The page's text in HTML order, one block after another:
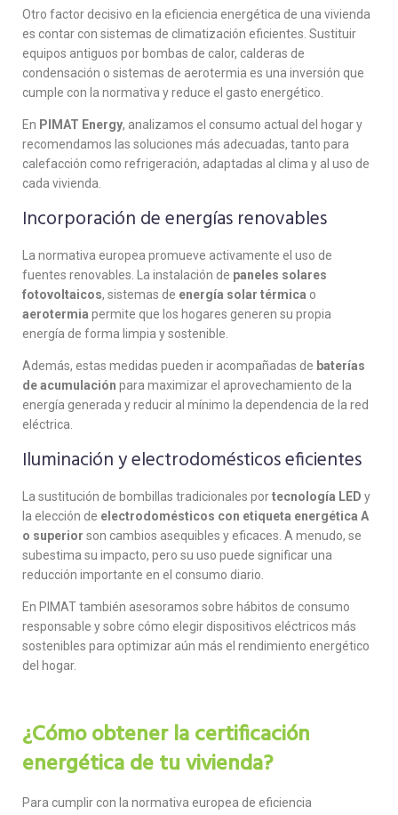
Otro factor decisivo en la eficiencia energética de una vivienda
es contar con sistemas de climatización eficientes. Sustituir
equipos antiguos por bombas de calor, calderas de
condensación o sistemas de aerotermia es una inversión que
cumple con la normativa y reduce el gasto energético.
En PIMAT Energy, analizamos el consumo actual del hogar y
recomendamos las soluciones más adecuadas, tanto para
calefacción como refrigeración, adaptadas al clima y al uso de
cada vivienda.
Incorporación de energías renovables
La normativa europea promueve activamente el uso de
fuentes renovables. La instalación de paneles solares
fotovoltaicos, sistemas de energía solar térmica o
aerotermia permite que los hogares generen su propia
energía de forma limpia y sostenible.
Además, estas medidas pueden ir acompañadas de baterías
de acumulación para maximizar el aprovechamiento de la
energía generada y reducir al mínimo la dependencia de la red
eléctrica.
Iluminación y electrodomésticos eficientes
La sustitución de bombillas tradicionales portecnología LED y
la elección de electrodomésticos con etiqueta energética A
o superior son cambios asequibles y eficaces. A menudo, se
subestima su impacto, pero su uso puede significar una
reducción importante en el consumo diario.
En PIMAT también asesoramos sobre hábitos de consumo
responsable y sobre cómo elegir dispositivos eléctricos más
sostenibles para optimizar aún más el rendimiento energético
del hogar.
¿Cómo obtener la certificación
energética de tu vivienda?
Para cumplir con la normativa europea de eficiencia